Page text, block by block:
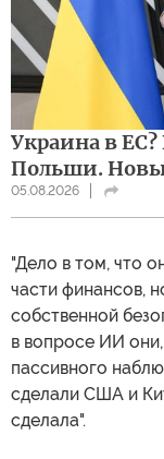
Украина в
Польши.
05.08.2026
"Дело в том, что
части финансов,
собственной
в вопросе ИИ
пассивного
сделали США и
сделала".